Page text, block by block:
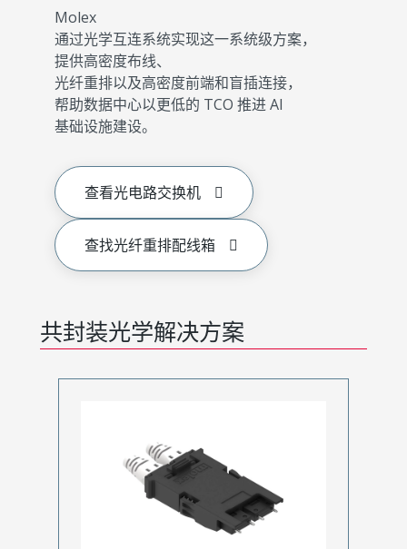
Molex
通过光学互连系统实现这一系统级方案，
提供高密度布线、
光纤重排以及高密度前端和盲插连接，
帮助数据中心以更低的 TCO 推进 AI
基础设施建设。
查看光电路交换机
查找光纤重排配线箱
共封装光学解决方案